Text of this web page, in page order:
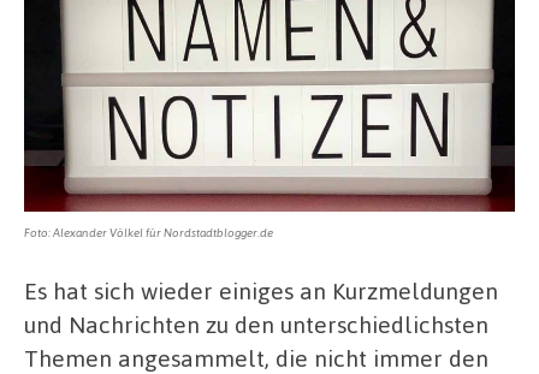
Foto: Alexander Völkel für Nordstadtblogger.de
Es hat sich wieder einiges an Kurzmeldungen
und Nachrichten zu den unterschiedlichsten
Themen angesammelt, die nicht immer den